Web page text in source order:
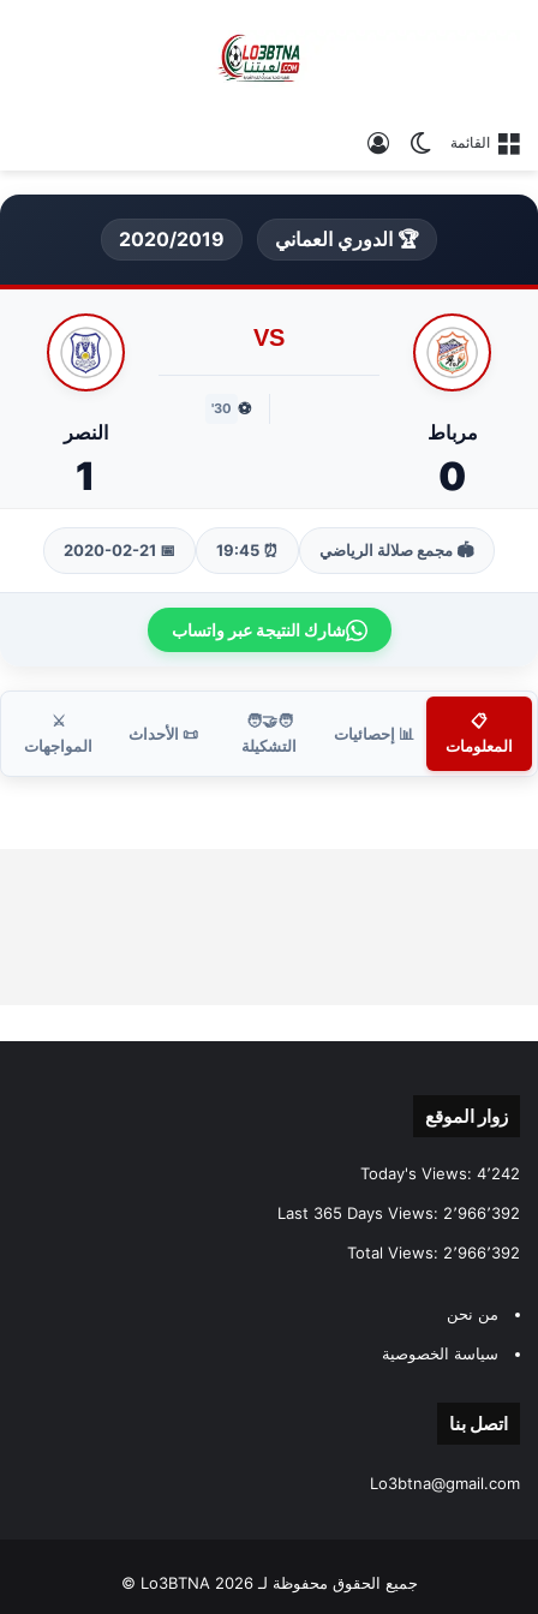
القائمة الوضع المظلم
🏆 الدوري العماني 2020/2019
مرباط
0
VS
⚽
30'
النصر
1
🏟️ مجمع صلالة الرياضي ⏰ 19:45
📅 2020-02-21
شارك النتيجة عبر واتساب
📋
المعلومات
📊 إحصائيات
🧑‍🤝‍🧑
التشكيلة
📜 الأحداث
⚔️
المواجهات
زوار الموقع
Today's Views: 4٬242
Last 365 Days Views: 2٬966٬392
Total Views: 2٬966٬392
من نحن
سياسة الخصوصية
اتصل بنا
Lo3btna@gmail.com
جميع الحقوق محفوظة لـ Lo3BTNA 2026 ©